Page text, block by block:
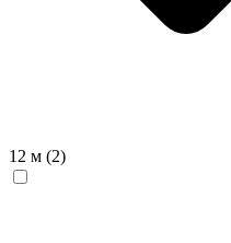
12 м (2)